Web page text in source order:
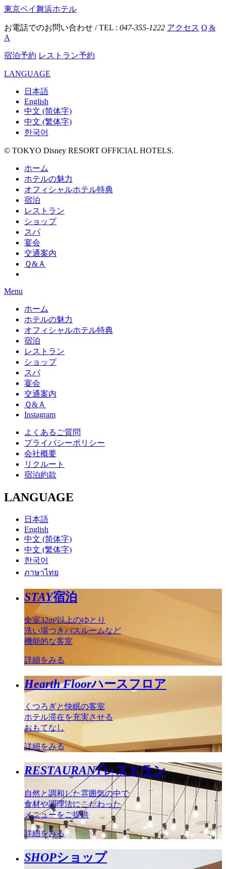
東京ベイ舞浜ホテル
お電話でのお問い合わせ / TEL : 047-355-1222 アクセス Q &
A
宿泊予約 レストラン予約
LANGUAGE
日本語
English
中文 (简体字)
中文 (繁体字)
한국어
© TOKYO Disney RESORT OFFICIAL HOTELS.
ホーム
ホテルの魅力
オフィシャルホテル特典
宿泊
レストラン
ショップ
スパ
宴会
交通案内
Ｑ&Ａ
Menu
ホーム
ホテルの魅力
オフィシャルホテル特典
宿泊
レストラン
ショップ
スパ
宴会
交通案内
Ｑ&Ａ
Instagram
よくあるご質問
プライバシーポリシー
会社概要
リクルート
宿泊約款
LANGUAGE
日本語
English
中文 (简体字)
中文 (繁体字)
한국어
ภาษาไทย
STAY宿泊
全室32m²以上のゆとり
洗い場つきバスルームなど
機能的な客室
詳細をみる
Hearth Floorハースフロア
くつろぎと快眠の客室
ホテル滞在を充実させる
おもてなし
詳細をみる
RESTAURANTレストラン
自然と調和した雰囲気の中で
食材や調理法にこだわった
メニューをご提供
詳細をみる
SHOPショップ